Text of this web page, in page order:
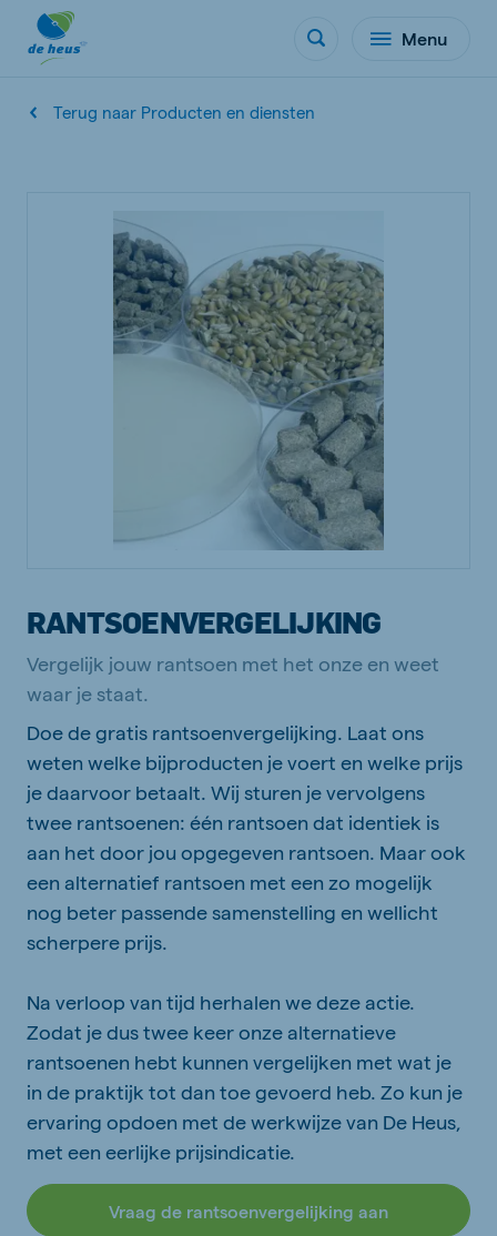
Menu
Terug naar Producten en diensten
RANTSOENVERGELIJKING
Vergelijk jouw rantsoen met het onze en weet
waar je staat.
Doe de gratis rantsoenvergelijking. Laat ons
weten welke bijproducten je voert en welke prijs
je daarvoor betaalt. Wij sturen je vervolgens
twee rantsoenen: één rantsoen dat identiek is
aan het door jou opgegeven rantsoen. Maar ook
een alternatief rantsoen met een zo mogelijk
nog beter passende samenstelling en wellicht
scherpere prijs.
Na verloop van tijd herhalen we deze actie.
Zodat je dus twee keer onze alternatieve
rantsoenen hebt kunnen vergelijken met wat je
in de praktijk tot dan toe gevoerd heb. Zo kun je
ervaring opdoen met de werkwijze van De Heus,
met een eerlijke prijsindicatie.
Vraag de rantsoenvergelijking aan